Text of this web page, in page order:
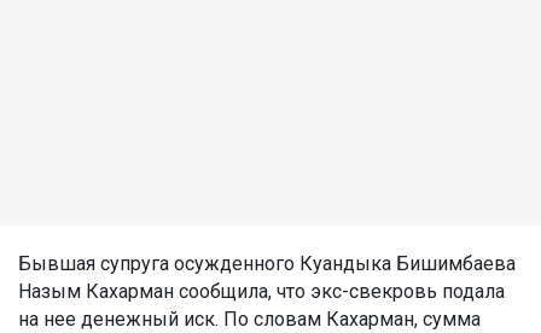
Бывшая супруга осужденного Куандыка Бишимбаева
Назым Кахарман сообщила, что экс-свекровь подала
на нее денежный иск. По словам Кахарман, сумма